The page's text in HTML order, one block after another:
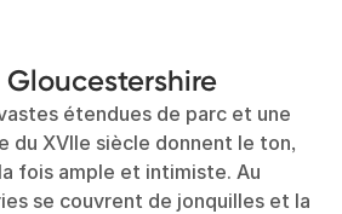
Gloucestershire
étendues de parc et une
du XVIIe siècle donnent le ton,
fois ample et intimiste. Au
se couvrent de jonquilles et la